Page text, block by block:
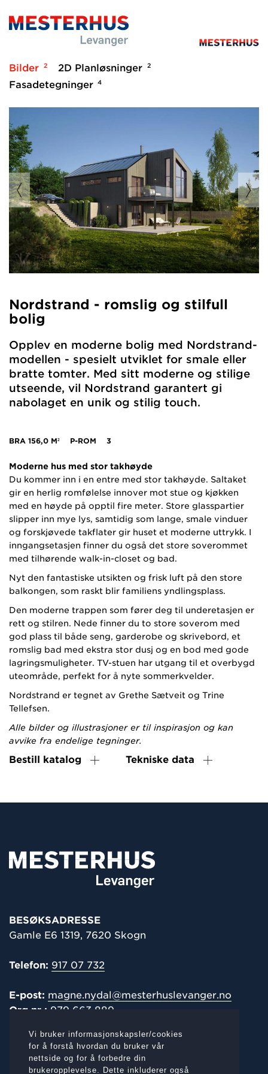
Vi bruker informasjonskapsler/cookies
for å forstå hvordan du bruker vår
nettside og for å forbedre din
brukeropplevelse. Dette inkluderer også
Bilder 2 2D Planløsninger 2
Fasadetegninger 4
Nordstrand - romslig og stilfull
bolig
Opplev en moderne bolig med Nordstrand-
modellen - spesielt utviklet for smale eller
bratte tomter. Med sitt moderne og stilige
utseende, vil Nordstrand garantert gi
nabolaget en unik og stilig touch.
BRA 156,0 M² P-ROM 3
Moderne hus med stor takhøyde
Du kommer inn i en entre med stor takhøyde. Saltaket
gir en herlig romfølelse innover mot stue og kjøkken
med en høyde på opptil fire meter. Store glasspartier
slipper inn mye lys, samtidig som lange, smale vinduer
og forskjøvede takflater gir huset et moderne uttrykk. I
inngangsetasjen finner du også det store soverommet
med tilhørende walk-in-closet og bad.
Nyt den fantastiske utsikten og frisk luft på den store
balkongen, som raskt blir familiens yndlingsplass.
Den moderne trappen som fører deg til underetasjen er
rett og stilren. Nede finner du to store soverom med
god plass til både seng, garderobe og skrivebord, et
romslig bad med ekstra stor dusj og en bod med gode
lagringsmuligheter. TV-stuen har utgang til et overbygd
uteområde, perfekt for å nyte sommerkvelder.
Nordstrand er tegnet av Grethe Sætveit og Trine
Tellefsen.
Alle bilder og illustrasjoner er til inspirasjon og kan
avvike fra endelige tegninger.
Bestill katalog Tekniske data
BESØKSADRESSE
Gamle E6 1319, 7620 Skogn
Telefon: 917 07 732
E-post: magne.nydal@mesterhuslevanger.no
Org.nr.: 979 663 889
POST-/FAKTURAADRESSE
Gamle E6 1319, 7620 Skogn